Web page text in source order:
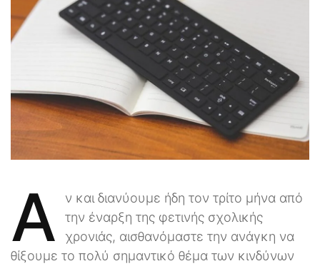
Α
ν και διανύουμε ήδη τον τρίτο μήνα από
την έναρξη της φετινής σχολικής
χρονιάς, αισθανόμαστε την ανάγκη να
θίξουμε το πολύ σημαντικό θέμα των κινδύνων